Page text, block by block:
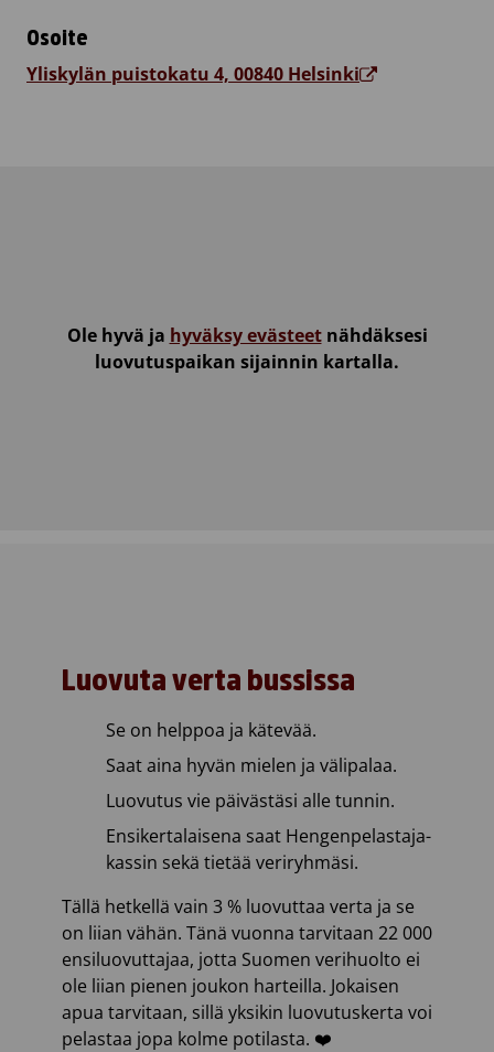
Ole hyvä ja hyväksy evästeetnähdäksesi
luovutuspaikan sijainnin kartalla.
Osoite
Yliskylän puistokatu 4, 00840 Helsinki
Luovuta verta bussissa
Se on helppoa ja kätevää.
Saat aina hyvän mielen ja välipalaa.
Luovutus vie päivästäsi alle tunnin.
Ensikertalaisena saat Hengenpelastaja-
kassin sekä tietää veriryhmäsi.
Tällä hetkellä vain 3 % luovuttaa verta ja se
on liian vähän. Tänä vuonna tarvitaan 22 000
ensiluovuttajaa, jotta Suomen verihuolto ei
ole liian pienen joukon harteilla. Jokaisen
apua tarvitaan, sillä yksikin luovutuskerta voi
pelastaa jopa kolme potilasta. ❤️